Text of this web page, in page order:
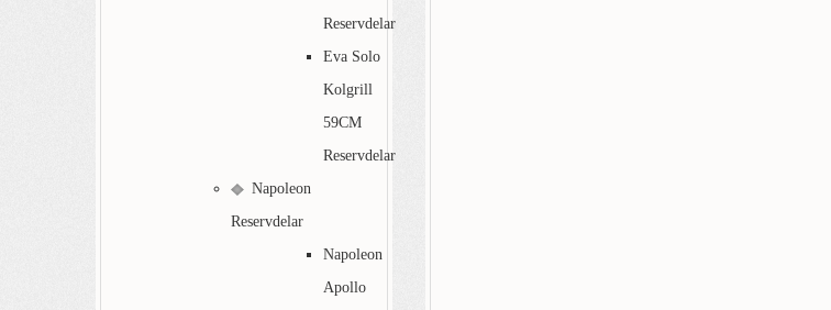
Reservdelar
Eva Solo
Kolgrill
59CM
Reservdelar
Napoleon
Reservdelar
Napoleon
Apollo